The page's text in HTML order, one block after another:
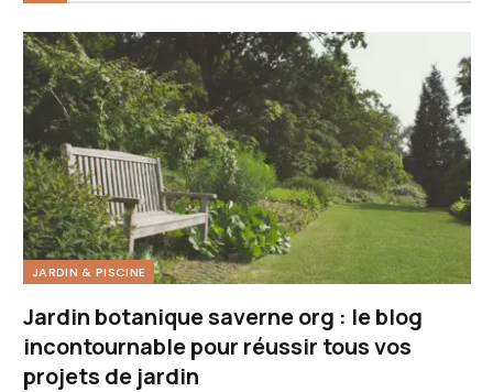
JARDIN & PISCINE
Jardin botanique saverne org : le blog
incontournable pour réussir tous vos
projets de jardin